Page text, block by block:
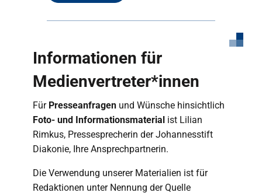
Informationen für
Medienvertreter*innen
Für Presseanfragen und Wünsche hinsichtlich
Foto- und Informationsmaterial ist Lilian
Rimkus, Pressesprecherin der Johannesstift
Diakonie, Ihre Ansprechpartnerin.
Die Verwendung unserer Materialien ist für
Redaktionen unter Nennung der Quelle